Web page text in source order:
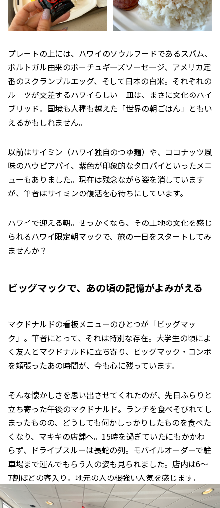
プレートの上には、ハワイのソウルフードであるスパム、
ポルトガル由来のポーチュギーズソーセージ、アメリカ定
番のスクランブルエッグ、そして日本の白米。それぞれの
ルーツが交差するハワイらしい一皿は、まさに文化のハイ
ブリッド。国境も人種も越えた「世界の朝ごはん」ともい
えるかもしれません。
以前はサイミン（ハワイ独自のつゆ麺）や、ココナッツ風
味のハウピアパイ、紫色が印象的なタロパイといったメニ
ューもありました。現在は残念ながら姿を消しています
が、筆者はサイミンの復活を心待ちにしています。
ハワイで迎える朝。せっかくなら、その土地の文化を感じ
られるハワイ限定朝マックで、旅の一日をスタートしてみ
ませんか？
ビッグマックで、あの頃の記憶がよみがえる
マクドナルドの看板メニューのひとつが「ビッグマッ
ク」。筆者にとって、それは特別な存在。大学生の頃によ
く友人とマクドナルドに立ち寄り、ビッグマック・コンボ
を頬張ったあの時間が、今も心に残っています。
そんな懐かしさを思い出させてくれたのが、先日ふらりと
立ち寄った午後のマクドナルド。ランチを食べそびれてし
まったものの、どうしても何かしっかりしたものを食べた
くなり、マキキの店舗へ。15時を過ぎていたにもかかわ
らず、ドライブスルーは長蛇の列。モバイルオーダーで駐
車場まで運んでもらう人の姿も見られました。店内は6〜
7割ほどの客入り。地元の人の根強い人気を感じます。